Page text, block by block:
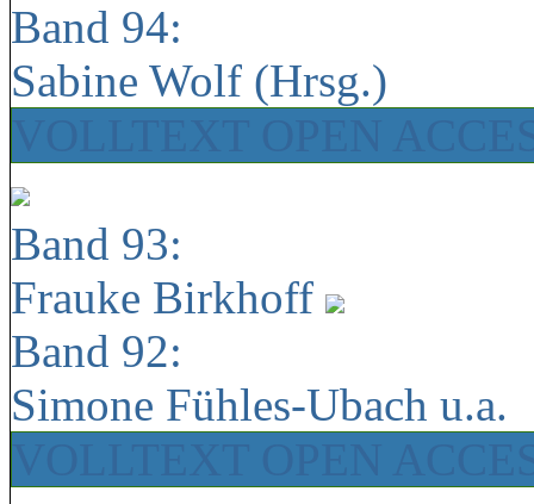
Band 94:
Sabine Wolf (Hrsg.)
Band 93:
Frauke Birkhoff
Band 92:
Simone Fühles-Ubach u.a.